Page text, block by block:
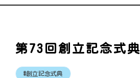
第73回創立記念式典
#創立記念式典